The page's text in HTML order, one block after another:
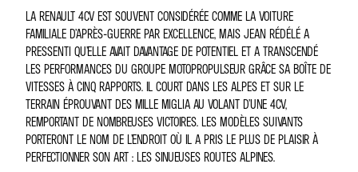
LA RENAULT 4CV EST SOUVENT CONSIDÉRÉE COMME LA VOITURE
FAMILIALE D’APRÈS-GUERRE PAR EXCELLENCE, MAIS JEAN RÉDÉLÉ A
PRESSENTI QU’ELLE AVAIT DAVANTAGE DE POTENTIEL ET A TRANSCENDÉ
LES PERFORMANCES DU GROUPE MOTOPROPULSEUR GRÂCE SA BOÎTE DE
VITESSES À CINQ RAPPORTS. IL COURT DANS LES ALPES ET SUR LE
TERRAIN ÉPROUVANT DES MILLE MIGLIA AU VOLANT D’UNE 4CV,
REMPORTANT DE NOMBREUSES VICTOIRES. LES MODÈLES SUIVANTS
PORTERONT LE NOM DE L’ENDROIT OÙ IL A PRIS LE PLUS DE PLAISIR À
PERFECTIONNER SON ART : LES SINUEUSES ROUTES ALPINES.